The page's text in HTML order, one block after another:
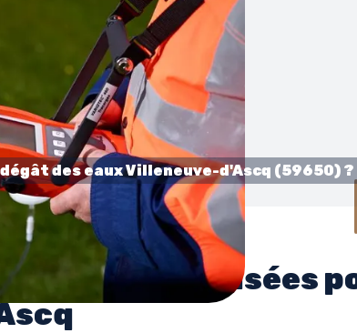
des eaux Villeneuve-d'Ascq (59650)
utilisées